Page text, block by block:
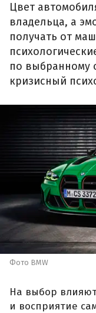
Цвет
владельца, а
получать от
по выбранному
кризисный
Фото BMW
На выбор
и восприятие